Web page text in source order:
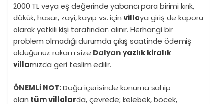
2000 TL veya eş değerinde yabancı para birimi kırık,
dökük, hasar, zayi, kayıp vs. için villaya giriş de kapora
olarak yetkili kişi tarafından alınır. Herhangi bir
problem olmadığı durumda çıkış saatinde ödemiş
olduğunuz rakam size Dalyanyazlık kiralık
villamızda geri teslim edilir.
ÖNEMLİ NOT:Doğa içerisinde konuma sahip
olan tüm villalarda, çevrede; kelebek, böcek,